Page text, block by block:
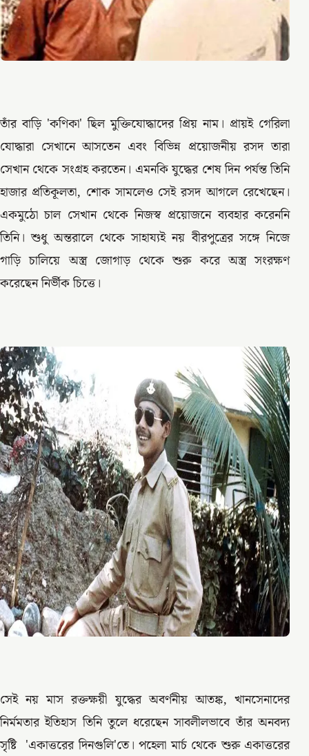
তাঁর বাড়ি 'কণিকা' ছিল মুক্তিযোদ্ধাদের প্রিয় নাম। প্রায়ই গেরিলা
যোদ্ধারা সেখানে আসতেন এবং বিভিন্ন প্রয়োজনীয় রসদ তারা
সেখান থেকে সংগ্রহ করতেন। এমনকি যুদ্ধের শেষ দিন পর্যন্ত তিনি
হাজার প্রতিকূলতা, শোক সামলেও সেই রসদ আগলে রেখেছেন।
একমুঠো চাল সেখান থেকে নিজস্ব প্রয়োজনে ব্যবহার করেননি
তিনি। শুধু অন্তরালে থেকে সাহায্যই নয় বীরপুত্রের সঙ্গে নিজে
গাড়ি চালিয়ে অস্ত্র জোগাড় থেকে শুরু করে অস্ত্র সংরক্ষণ
করেছেন নির্ভীক চিত্তে।
সেই নয় মাস রক্তক্ষয়ী যুদ্ধের অবর্ণনীয় আতঙ্ক, খানসেনাদের
নির্মমতার ইতিহাস তিনি তুলে ধরেছেন সাবলীলভাবে তাঁর অনবদ্য
সৃষ্টি 'একাত্তরের দিনগুলি'তে। পহেলা মার্চ থেকে শুরু একাত্তরের